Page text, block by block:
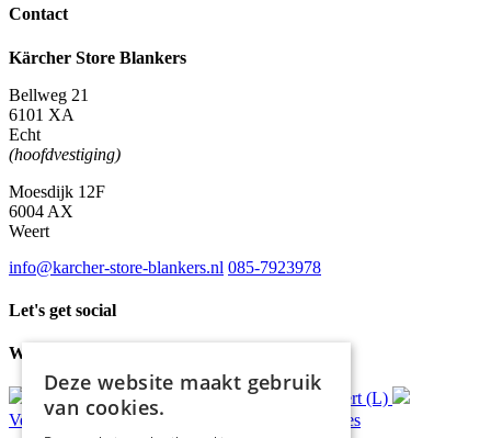
Contact
Kärcher Store Blankers
Bellweg 21
6101 XA
Echt
(hoofdvestiging)
Moesdijk 12F
6004 AX
Weert
info@karcher-store-blankers.nl 085-7923978
Let's get social
Waar wij voor staan
bezorging*
Ophalen in Echt of Weert (L)
Verzonden binnen 48 uur* advies
Deze website maakt gebruik
van cookies.